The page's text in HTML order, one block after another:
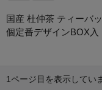
国産 杜仲茶 ティーバ
個定番デザインBOX入
1ページ目を表示してい